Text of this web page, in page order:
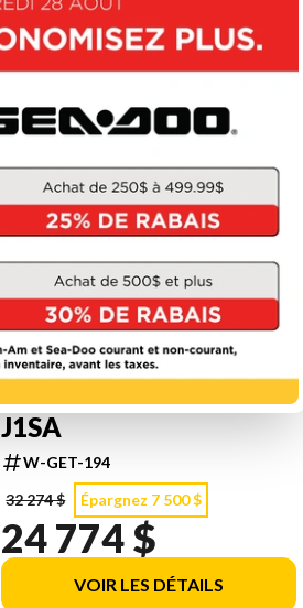
VOIR LES DÉTAILS
CAN-AM 2025
CANYON STANDARD
J1SA
W-GET-194
32 274 $
Épargnez 7 500 $
24 774 $
VOIR LES DÉTAILS